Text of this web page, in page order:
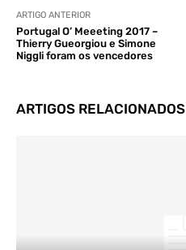
ARTIGO ANTERIOR
Portugal O’ Meeeting 2017 –
Thierry Gueorgiou e Simone
Niggli foram os vencedores
ARTIGOS RELACIONADOS